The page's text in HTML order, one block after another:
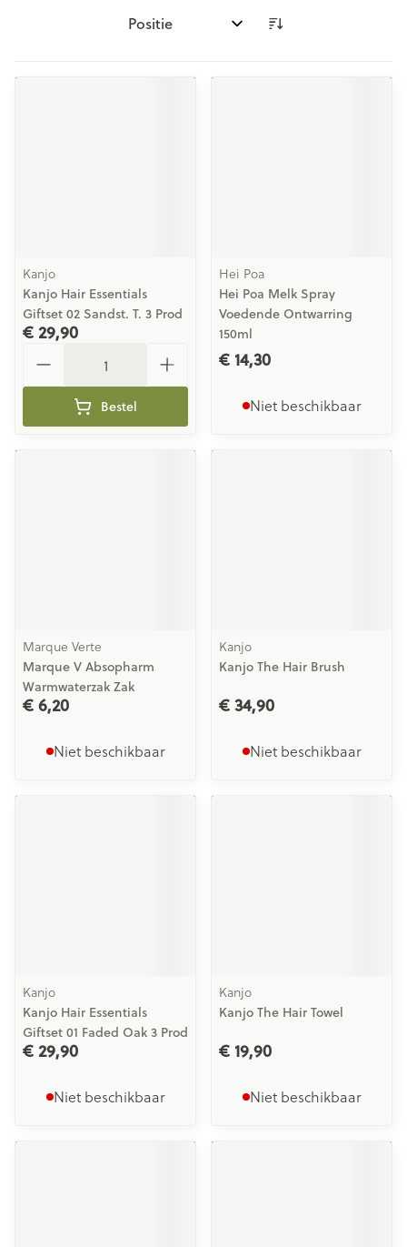
Sorteer op:
Kanjo
Kanjo Hair Essentials
Giftset 02 Sandst. T. 3 Prod
€ 29,90
Bestel
Hei Poa
Hei Poa Melk Spray
Voedende Ontwarring
150ml
€ 14,30
Niet beschikbaar
Marque Verte
Marque V Absopharm
Warmwaterzak Zak
€ 6,20
Niet beschikbaar
Kanjo
Kanjo The Hair Brush
€ 34,90
Niet beschikbaar
Kanjo
Kanjo Hair Essentials
Giftset 01 Faded Oak 3 Prod
€ 29,90
Niet beschikbaar
Kanjo
Kanjo The Hair Towel
€ 19,90
Niet beschikbaar